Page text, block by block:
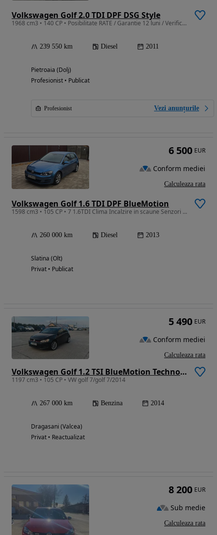
Volkswagen Golf 2.0 TDI DPF DSG Style
1968 cm3 • 140 CP • Posibilitate RATE / Garantie 12 luni / Verificata tehnic
239 550 km Diesel 2011
Pietroaia (Dolj)
Profesionist • Publicat
Profesionist Vezi anunțurile
Volkswagen Golf 1.6 TDI DPF BlueMotion
1598 cm3 • 105 CP • 7 1.6TDI Clima Incalzire in scaune Senzori fata-spate
260 000 km Diesel 2013
Slatina (Olt)
Privat • Publicat
6 500 EUR
Conform mediei
Calculeaza rata
Volkswagen Golf 1.2 TSI BlueMotion Technology Comfortline
1197 cm3 • 105 CP • VW golf 7/golf 7/2014
267 000 km Benzina 2014
Dragasani (Valcea)
Privat • Reactualizat
5 490 EUR
Conform mediei
Calculeaza rata
8 200 EUR
Sub medie
Calculeaza rata